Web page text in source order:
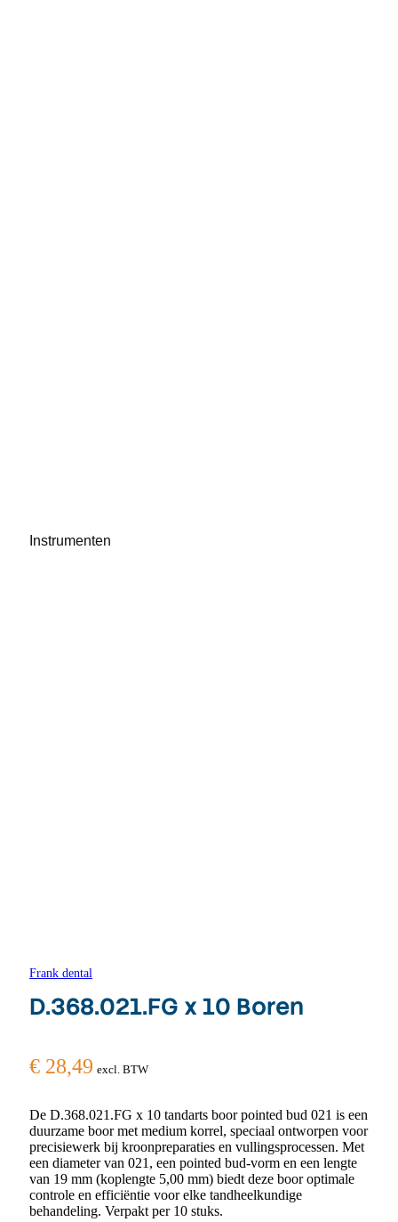
Instrumenten
Frank dental
D.368.021.FG x 10 Boren
€ 28,49 excl. BTW
De D.368.021.FG x 10 tandarts boor pointed bud 021 is een
duurzame boor met medium korrel, speciaal ontworpen voor
precisiewerk bij kroonpreparaties en vullingsprocessen. Met
een diameter van 021, een pointed bud-vorm en een lengte
van 19 mm (koplengte 5,00 mm) biedt deze boor optimale
controle en efficiëntie voor elke tandheelkundige
behandeling. Verpakt per 10 stuks.